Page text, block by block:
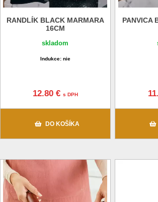
RANDLÍK BLACK MARMARA
16CM
skladom
Indukce: nie
12.80 € s DPH
DO KOŠÍKA
PANVICA